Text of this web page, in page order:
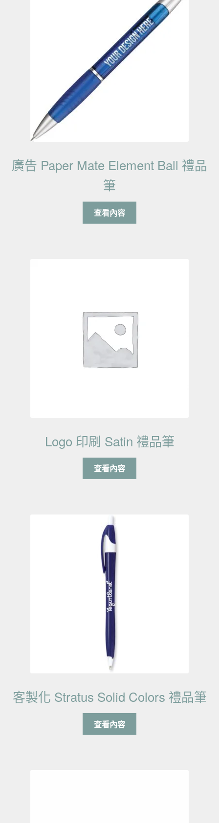
廣告 Paper Mate Element Ball 禮品
筆
查看內容
Logo 印刷 Satin 禮品筆
查看內容
客製化 Stratus Solid Colors 禮品筆
查看內容